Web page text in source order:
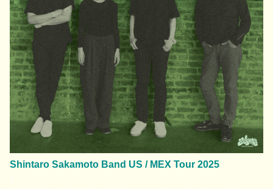
Shintaro Sakamoto Band US / MEX Tour 2025